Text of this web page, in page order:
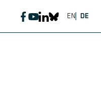
DE
EN